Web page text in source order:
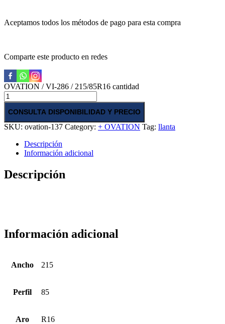
Aceptamos todos los métodos de pago para esta compra
Comparte este producto en redes
OVATION / VI-286 / 215/85R16 cantidad
CONSULTA DISPONIBILIDAD Y PRECIO
SKU: ovation-137 Category: + OVATION Tag: llanta
Descripción
Información adicional
Descripción
Información adicional
Ancho 215
Perfil 85
Aro R16